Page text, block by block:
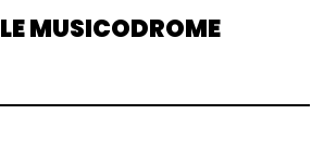
LE MUSICODROME